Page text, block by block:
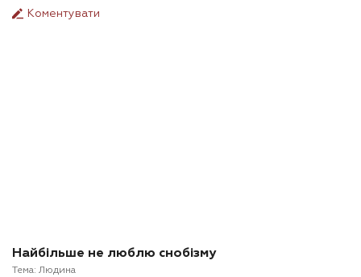
Коментувати
Найбільше не люблю снобізму
Тема: Людина